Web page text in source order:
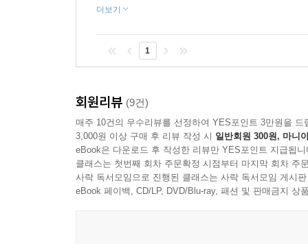
더보기
1
회원리뷰 (9건)
매주 10건의 우수리뷰를 선정하여 YES포인트 3만원을 드
3,000원 이상 구매 후 리뷰 작성 시 일반회원 300원, 마니
eBook은 다운로드 후 작성한 리뷰만 YES포인트 지급됩니
클래스는 첫번째 회차 주문확정 시점부터 마지막 회차 주
사락 독서모임으로 진행된 클래스는 사락 독서모임 게시
eBook 페이백, CD/LP, DVD/Blu-ray, 패션 및 판매금지 상